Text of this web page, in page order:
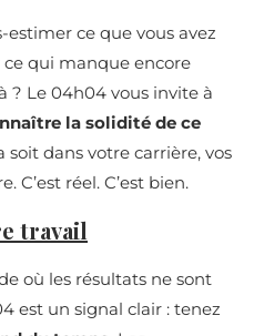
estimer ce que vous avez
qui manque encore
? Le 04h04 vous invite à
la solidité de ce
soit dans votre carrière, vos
C’est réel. C’est bien.
travail
où les résultats ne sont
est un signal clair : tenez